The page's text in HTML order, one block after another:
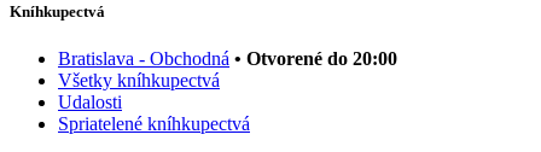
Kníhkupectvá
Bratislava - Obchodná • Otvorené do 20:00
Všetky kníhkupectvá
Udalosti
Spriatelené kníhkupectvá